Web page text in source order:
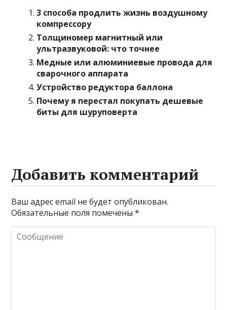
3 способа продлить жизнь воздушному
компрессору
Толщиномер магнитный или
ультразвуковой: что точнее
Медные или алюминиевые провода для
сварочного аппарата
Устройство редуктора баллона
Почему я перестал покупать дешевые
биты для шуруповерта
Добавить комментарий
Ваш адрес email не будет опубликован.
Обязательные поля помечены*